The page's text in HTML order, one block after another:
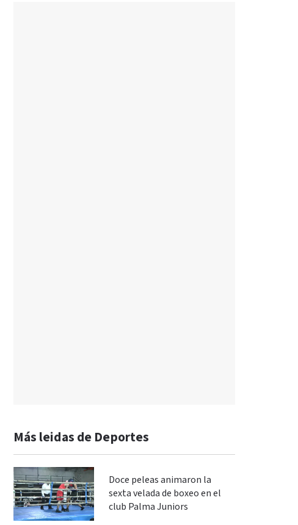
Más leidas de Deportes
Doce peleas animaron la
sexta velada de boxeo en el
club Palma Juniors